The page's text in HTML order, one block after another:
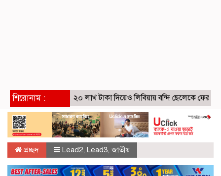
শিরোনাম : ২০ লাখ টাকা দিয়েও লিবিয়ায় বন্দি ছেলেকে ফেরাতে পারল
প্রচ্ছদ Lead2, Lead3,জাতীয়